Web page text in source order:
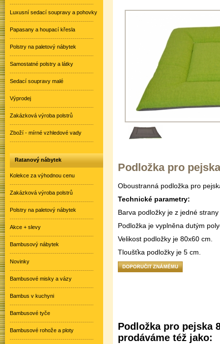
Podložka pro
Oboustranná podložka pro
Technické parametry:
Barva podložky je z jedné
Podložka je vyplněna dutým
Velikost podložky je 80x60 cm.
Tloušťka podložky je 5 cm.
Podložka pro pejska
prodáváme též jako:
Luxusní sedací soupravy a pohovky
Papasany a houpací křesla
Polstry na paletový nábytek
Samostatné polstry a látky
Sedací soupravy malé
Výprodej
Zakázková výroba polstrů
Zboží - mírné vzhledové vady
Ratanový nábytek
Kolekce za výhodnou cenu
Zakázková výroba polstrů
Polstry na paletový nábytek
Akce + slevy
Bambusový nábytek
Novinky
Bambusové misky a vázy
Bambus v kuchyni
Bambusové tyče
Bambusové rohože a ploty